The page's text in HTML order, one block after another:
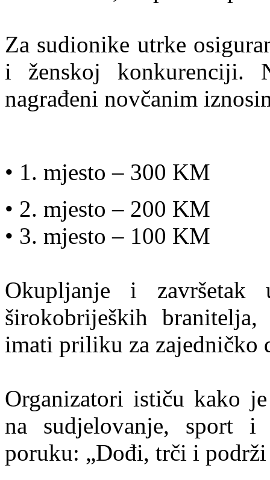
Za sudionike utrke
i ženskoj konkurenciji.
nagrađeni novčanim
• 1. mjesto – 300 KM
• 2. mjesto – 200 KM
• 3. mjesto – 100 KM
Okupljanje i
širokobrijeških
imati priliku za zajedničko
Organizatori ističu kako
na sudjelovanje, sport i
poruku: „Dođi, trči i